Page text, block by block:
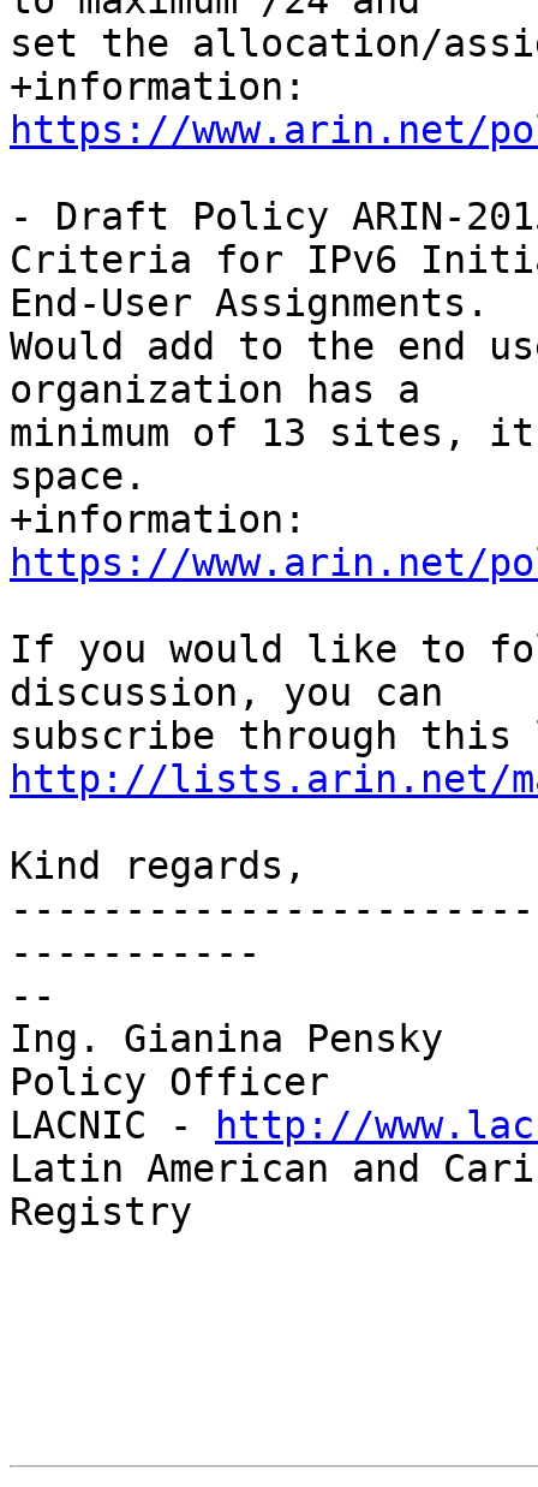
set the allocation/
https://www.arin.net/
- Draft Policy ARIN-
Criteria for IPv6
End-User Assignments.
Would add to the end
organization has a
minimum of 13 sites,
space.
https://www.arin.net/
If you would like to
discussion, you can
http://lists.arin.net/
Kind regards,
-----------
--
Ing. Gianina Pensky
Policy Officer
LACNIC -
http://
Latin American and
Registry